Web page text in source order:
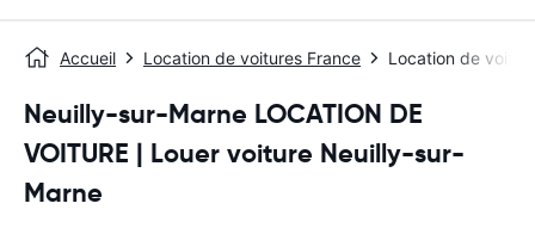
Accueil Location de voitures France Location de
Neuilly-sur-Marne LOCATION DE
VOITURE | Louer voiture Neuilly-sur-
Marne